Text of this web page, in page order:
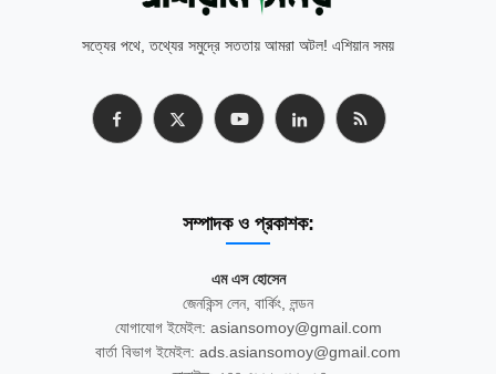
সত্যের পথে, তথ্যের সমুদ্রে সততায় আমরা অটল! এশিয়ান সময়
সম্পাদক ও প্রকাশক:
এম এস হোসেন
জেনকিন্স লেন, বার্কিং, লন্ডন
যোগাযোগ ইমেইল: asiansomoy@gmail.com
বার্তা বিভাগ ইমেইল: ads.asiansomoy@gmail.com